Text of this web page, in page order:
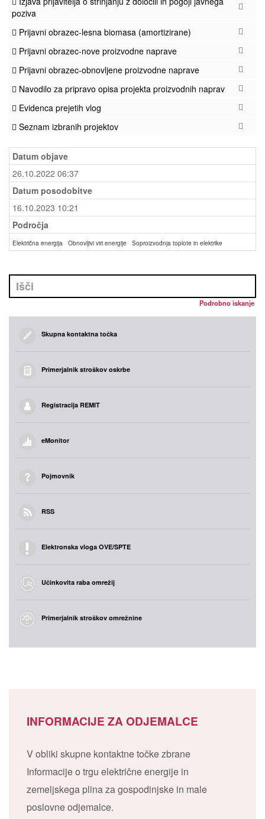
poziva
Prijavni obrazec-lesna biomasa (amortizirane)
Prijavni obrazec-nove proizvodne naprave
Prijavni obrazec-obnovljene proizvodne naprave
Navodilo za pripravo opisa projekta proizvodnih naprav
Evidenca prejetih vlog
Seznam izbranih projektov
Datum objave
26.10.2022 06:37
Datum posodobitve
16.10.2023 10:21
Področja
Električna energija Obnovljivi viri energije Soproizvodnja toplote in elektrike
Podrobno iskanje
Skupna kontaktna točka
Primerjalnik stroškov oskrbe
Registracija REMIT
eMonitor
Pojmovnik
RSS
Elektronska vloga OVE/SPTE
Učinkovita raba omrežij
Primerjalnik stroškov omrežnine
INFORMACIJE ZA ODJEMALCE
V obliki skupne kontaktne točke zbrane
Informacije o trgu električne energije in
zemeljskega plina za gospodinjske in male
poslovne odjemalce.